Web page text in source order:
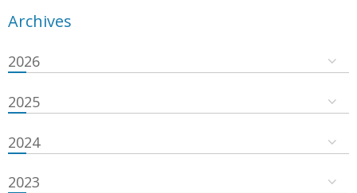
Archives
2026
2025
2024
2023